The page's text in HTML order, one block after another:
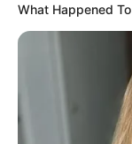
What Happened